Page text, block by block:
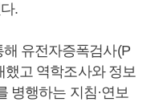
.
유전자증폭검사(P
했고 역학조사와 정보
병행하는 지침·연보